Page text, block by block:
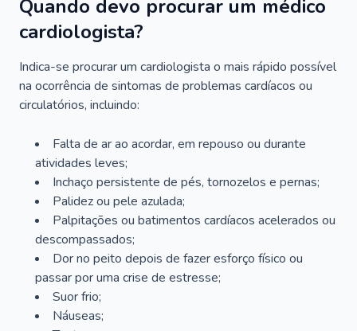
Quando devo procurar um médico
cardiologista?
Indica-se procurar um cardiologista o mais rápido possível
na ocorrência de sintomas de problemas cardíacos ou
circulatórios, incluindo:
Falta de ar ao acordar, em repouso ou durante
atividades leves;
Inchaço persistente de pés, tornozelos e pernas;
Palidez ou pele azulada;
Palpitações ou batimentos cardíacos acelerados ou
descompassados;
Dor no peito depois de fazer esforço físico ou
passar por uma crise de estresse;
Suor frio;
Náuseas;